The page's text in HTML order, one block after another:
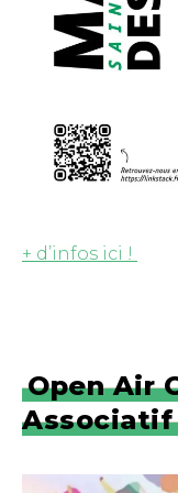
+ d’infos ici !
Open Air
Associatif